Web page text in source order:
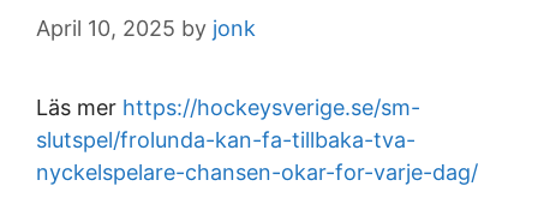
April 10, 2025 by jonk
Läs mer https://hockeysverige.se/sm-
slutspel/frolunda-kan-fa-tillbaka-tva-
nyckelspelare-chansen-okar-for-varje-dag/